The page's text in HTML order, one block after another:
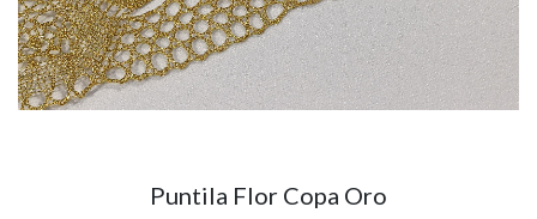
Puntila Flor Copa Oro